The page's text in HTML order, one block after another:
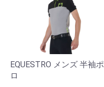
EQUESTRO メンズ 半袖ポ
ロ